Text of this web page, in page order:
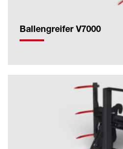
Ballengreifer V7000